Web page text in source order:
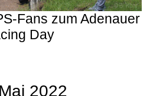
Fans zum Adenauer
Day
2022